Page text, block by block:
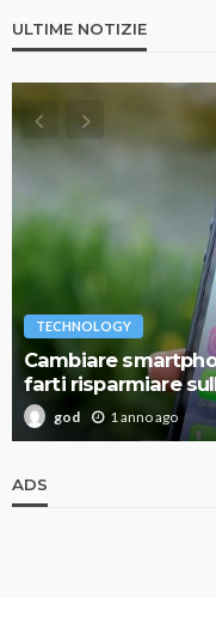
ULTIME NOTIZIE
TECHNOLOGY
Cambiare
farti risparmiare
god 1 anno ago
ADS